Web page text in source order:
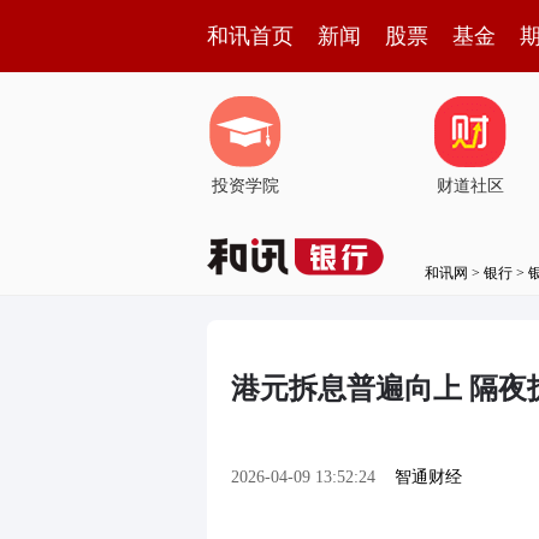
和讯首页 新闻 股票 基金
投资学院 财道社区
和讯网 > 银行 >
港元拆息普遍向上 隔夜
2026-04-09 13:52:24 智通财经